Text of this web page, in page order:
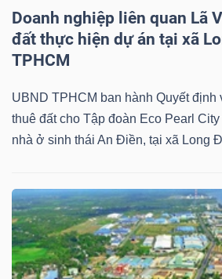
Doanh nghiệp liên quan Lã
đất thực hiện dự án tại xã
TPHCM
UBND TPHCM ban hành Quyết định
thuê đất cho Tập đoàn Eco Pearl
nhà ở sinh thái An Điền, tại xã Long